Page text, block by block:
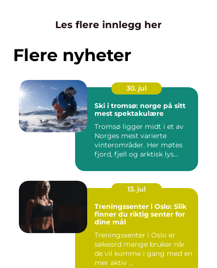
Les flere innlegg her
Flere nyheter
30. jul
Ski i tromsø: norge på sitt
mest spektakulære
Tromsø ligger midt i et av
Norges mest varierte
vinterområder. Her møtes
fjord, fjell og arktisk lys...
13. jul
Treningssenter i Oslo: Slik
finner du riktig senter for
dine mål
Treningssenter i Oslo er
søkeord mange bruker når
de vil komme i gang med en
mer aktiv ...